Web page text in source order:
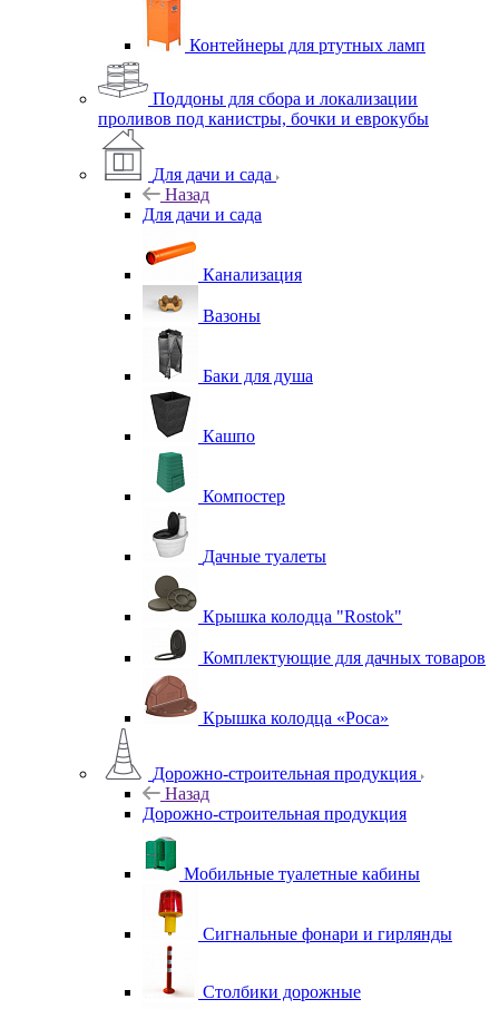
Контейнеры для ртутных ламп
Поддоны для сбора и локализации
проливов под канистры, бочки и еврокубы
Для дачи и сада
Назад
Для дачи и сада
Канализация
Вазоны
Баки для душа
Кашпо
Компостер
Дачные туалеты
Крышка колодца "Rostok"
Комплектующие для дачных товаров
Крышка колодца «Роса»
Дорожно-строительная продукция
Назад
Дорожно-строительная продукция
Мобильные туалетные кабины
Сигнальные фонари и гирлянды
Столбики дорожные